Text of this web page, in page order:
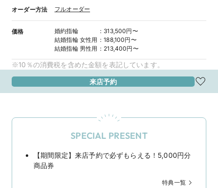
オーダー方法 フルオーダー
価格 婚約指輪 ： 313,500円〜
結婚指輪 女性用 ：188,100円〜
結婚指輪 男性用 ： 213,400円〜
※10％の消費税を含めた金額を表記しています。
来店予約
SPECIAL PRESENT
【期間限定】来店予約で必ずもらえる！5,000円分
商品券
特典一覧